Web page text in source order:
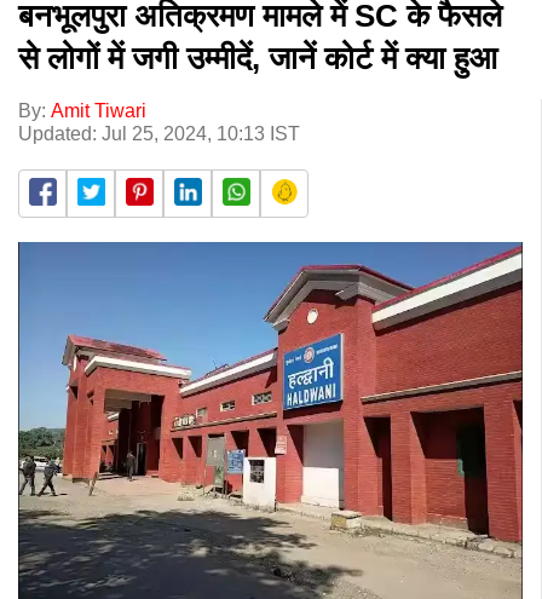
बनभूलपुरा अतिक्रमण मामले में SC के फैसले
से लोगों में जगी उम्मीदें, जानें कोर्ट में क्या हुआ
By: Amit Tiwari
Updated: Jul 25, 2024, 10:13 IST